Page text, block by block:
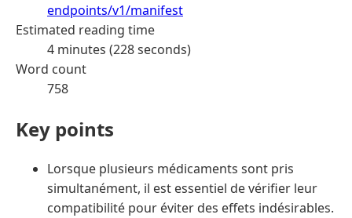
endpoints/v1/manifest
Estimated reading time
4 minutes (228 seconds)
Word count
758
Key points
Lorsque plusieurs médicaments sont pris
simultanément, il est essentiel de vérifier leur
compatibilité pour éviter des effets indésirables.